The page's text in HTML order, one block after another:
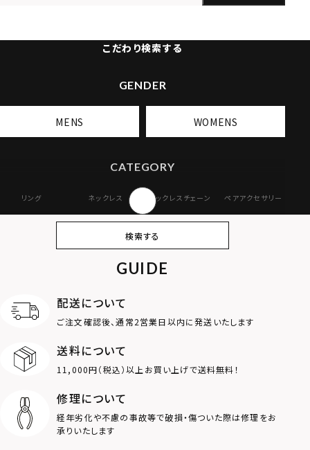
こだわり検索する
GENDER
MENS WOMENS
CATEGORY
リング ネックレス ネックレスチェーン ペアアクセサリー
オンラインストア
ギフトボックス
MOTIF
ダブルリング
ロゴ
検索する
GUIDE
配送について
ご注文確認後、通常2営業日以内に発送いたします
送料について
11,000円（税込）以上お買い上げで送料無料！
修理について
経年劣化や不慮の事故等で破損・傷ついた際は修理をお
承りいたします